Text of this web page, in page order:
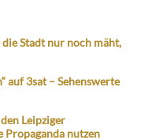
Stadt nur noch mäht,
auf 3sat – Sehenswerte
Leipziger
nutzen